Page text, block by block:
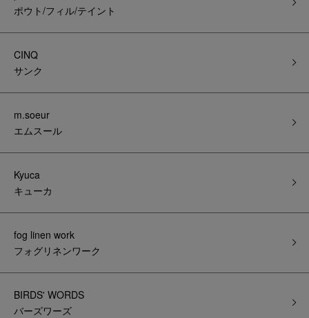
ポウト/フィル/テイント
CINQ
サンク
m.soeur
エムスール
Kyuca
キューカ
fog linen work
フォグリネンワーク
BIRDS' WORDS
バーズワーズ